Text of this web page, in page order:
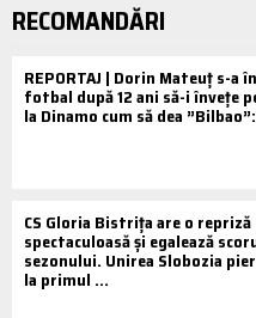
RECOMANDĂRI
REPORTAJ | Dorin Mateuț s-a
fotbal după 12 ani să-i învețe
la Dinamo cum să dea
CS Gloria Bistrița are o repriză
spectaculoasă și egalează
sezonului. Unirea Slobozia
la primul ...